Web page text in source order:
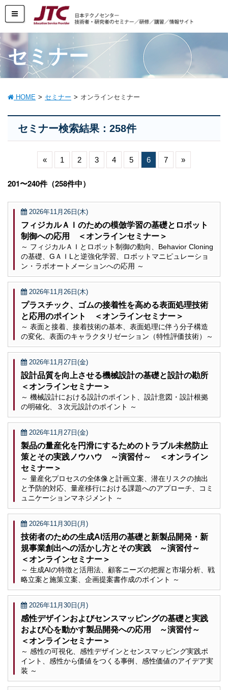
セミナー
HOME セミナー オンラインセミナー
セミナー検索結果：258件
« 1 2 3 4 5 6 7 »
201〜240件（258件中）
2026年11月26日(木)
フィジカルＡＩのための模倣学習の基礎とロボット
制御への応用 ＜オンラインセミナー＞
～ フィジカルＡＩとロボット制御の動向、Behavior Cloning
の基礎、GＡＩLと逆強化学習、ロボットマニピュレーショ
ン・ラボオートメーションへの応用 ～
2026年11月26日(木)
プラスチック、ゴムの接着性を高める表面処理技術
と応用のポイント ＜オンラインセミナー＞
～ 表面と接着、接着技術の基本、表面処理に伴う分子構造
の変化、表面のキャラクタリゼーション（特性評価技術）～
2026年11月27日(金)
設計品質を向上させる機械設計の基礎と設計の勘所
＜オンラインセミナー＞
～ 機械設計における設計のポイント、設計意図・設計根拠
の明確化、３次元設計のポイント ～
2026年11月27日(金)
製品の量産化を円滑にするためのトラブル未然防止
策とその実践ノウハウ ～演習付～ ＜オンライン
セミナー＞
～ 量産化プロセスの全体像と計画立案、潜在リスクの抽出
と予防的対応、量産移行における課題へのアプローチ、コミ
ュニケーションマネジメント ～
2026年11月30日(月)
技術者のための生成AI活用の基礎と新製品開発・新
規事業創出への活かし方とその実践 ～演習付～
＜オンラインセミナー＞
～ 生成AIの特徴と活用法、顧客ニーズの把握と市場分析、戦
略立案と施策立案、企画提案書作成のポイント ～
2026年11月30日(月)
感性デザインおよびセンスマッピングの基礎と実践
および心を動かす製品開発への応用 ～演習付～
＜オンラインセミナー＞
～ 感性の可視化、感性デザインとセンスマッピング実践ポ
イント、感性から価値をつくる事例、感性価値のアイデア実
装 ～